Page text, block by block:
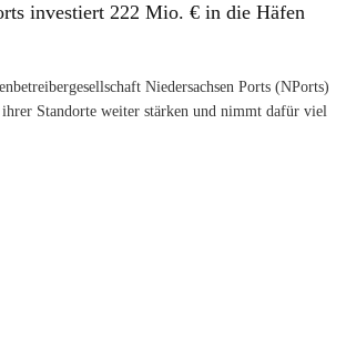
investiert 222 Mio. € in die Häfen
Niedersachsen Ports (NPorts)
Standorte weiter stärken und nimmt dafür viel